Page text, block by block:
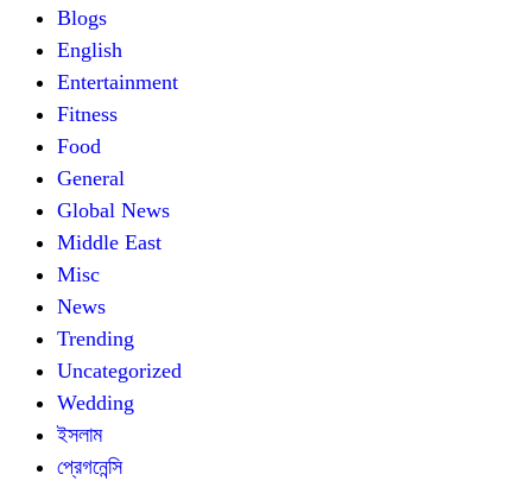
Blogs
English
Entertainment
Fitness
Food
General
Global News
Middle East
Misc
News
Trending
Uncategorized
Wedding
ইসলাম
প্রেগনেন্সি